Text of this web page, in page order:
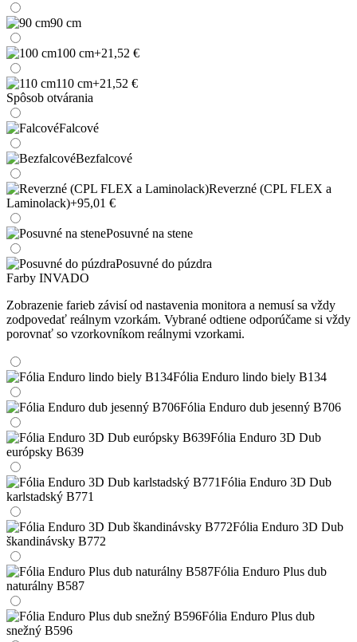
90 cm
100 cm+21,52 €
110 cm+21,52 €
Spôsob otvárania
Falcové
Bezfalcové
Reverzné (CPL FLEX a
Laminolack)+95,01 €
Posuvné na stene
Posuvné do púzdra
Farby INVADO
Zobrazenie farieb závisí od nastavenia monitora a nemusí sa vždy
zodpovedať reálnym vzorkám. Vybrané odtiene odporúčame si vždy
porovnať so vzorkovníkom reálnymi vzorkami.
Fólia Enduro lindo biely B134
Fólia Enduro dub jesenný B706
Fólia Enduro 3D Dub
európsky B639
Fólia Enduro 3D Dub
karlstadský B771
Fólia Enduro 3D Dub
škandinávsky B772
Fólia Enduro Plus dub
naturálny B587
Fólia Enduro Plus dub
snežný B596